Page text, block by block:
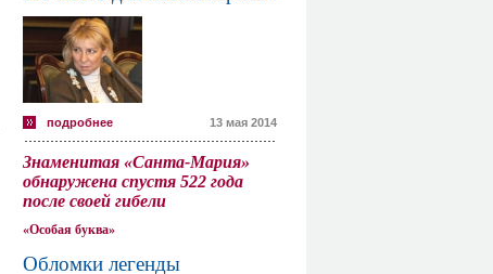
подробнее 13 мая 2014
Знаменитая «Санта-Мария»
обнаружена спустя 522 года
после своей гибели
«Особая буква»
Обломки легенды